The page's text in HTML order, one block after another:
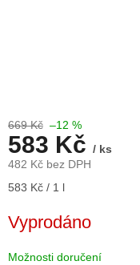
669 Kč –12 %
583 Kč / ks
482 Kč bez DPH
Měrná
583 Kč / 1 l
Vyprodáno
Možnosti doručení